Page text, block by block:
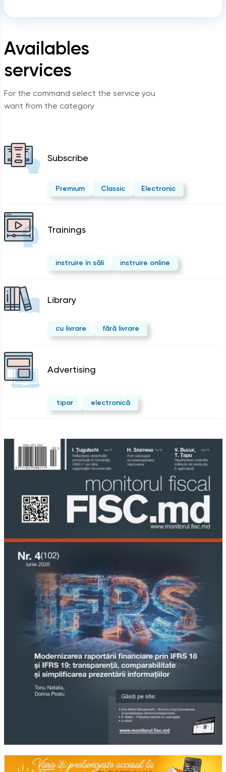
Availables
services
For the command select the service you
want from the category
Subscribe
Premium Classic Electronic
Trainings
instruire în săli instruire online
Library
cu livrare fără livrare
Advertising
tipar electronică